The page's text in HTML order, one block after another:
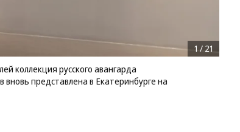
коллекция русского авангарда
вновь представлена в Екатеринбурге на
1 / 21